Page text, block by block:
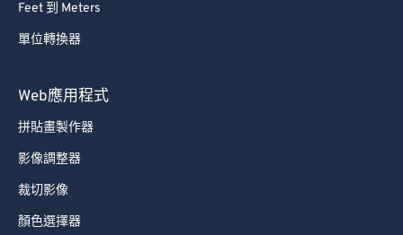
Feet 到 Meters
單位轉換器
Web應用程式
拼貼畫製作器
影像調整器
裁切影像
顏色選擇器